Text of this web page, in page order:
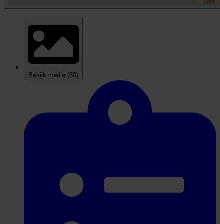
Bekijk media (30)